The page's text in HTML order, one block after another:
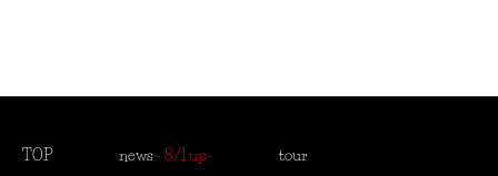
ン
TOP news– 8/1 up- tour